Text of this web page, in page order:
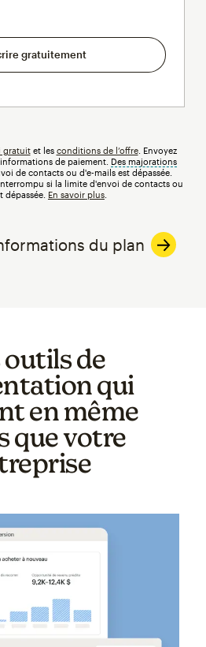
gratuitement
gratuitet les conditions de l’offre. Envoyez
de paiement. Des majorations
de contacts ou d'e-mails est dépassée.
si la limite d'envoi de contacts ou
dépassée. En savoir plus
du plan
outils de
qui
en même
que votre